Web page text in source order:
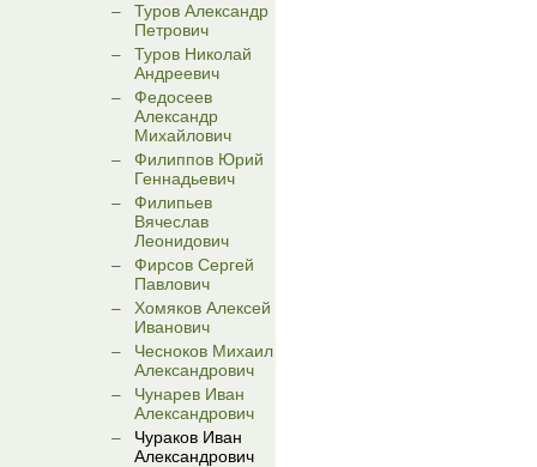
Туров Александр
Петрович
Туров Николай
Андреевич
Федосеев
Александр
Михайлович
Филиппов Юрий
Геннадьевич
Филипьев
Вячеслав
Леонидович
Фирсов Сергей
Павлович
Хомяков Алексей
Иванович
Чесноков Михаил
Александрович
Чунарев Иван
Александрович
Чураков Иван
Александрович